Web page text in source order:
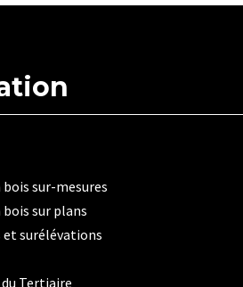
bois sur-mesures
bois sur plans
et surélévations
Tertiaire